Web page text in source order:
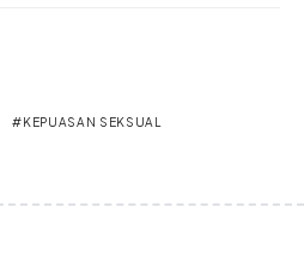
KEPUASAN SEKSUAL